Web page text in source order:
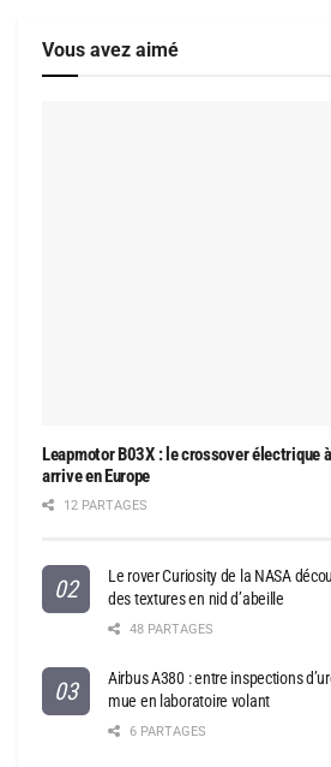
Vous avez aimé
Leapmotor B03X : le crossover électrique
arrive en Europe
12 PARTAGES
Le rover Curiosity de la NASA
des textures en nid d’abeille
48 PARTAGES
Airbus A380 : entre inspections
mue en laboratoire volant
6 PARTAGES